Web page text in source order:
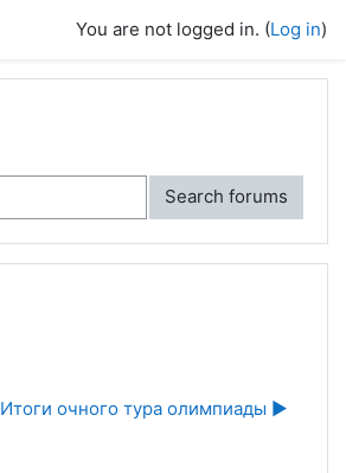
You are not logged in. (Log in)
Search forums
Итоги очного тура олимпиады ▶︎